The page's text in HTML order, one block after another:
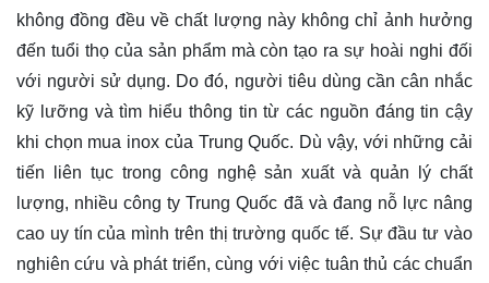
không đồng đều về chất lượng này không chỉ ảnh hưởng
đến tuổi thọ của sản phẩm mà còn tạo ra sự hoài nghi đối
với người sử dụng. Do đó, người tiêu dùng cần cân nhắc
kỹ lưỡng và tìm hiểu thông tin từ các nguồn đáng tin cậy
khi chọn mua inox của Trung Quốc. Dù vậy, với những cải
tiến liên tục trong công nghệ sản xuất và quản lý chất
lượng, nhiều công ty Trung Quốc đã và đang nỗ lực nâng
cao uy tín của mình trên thị trường quốc tế. Sự đầu tư vào
nghiên cứu và phát triển, cùng với việc tuân thủ các chuẩn